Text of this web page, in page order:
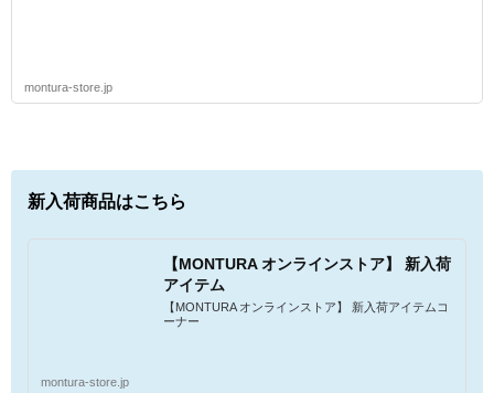
montura-store.jp
新入荷商品はこちら
【MONTURA オンラインストア】 新入荷
アイテム
【MONTURA オンラインストア】 新入荷アイテムコ
ーナー
montura-store.jp